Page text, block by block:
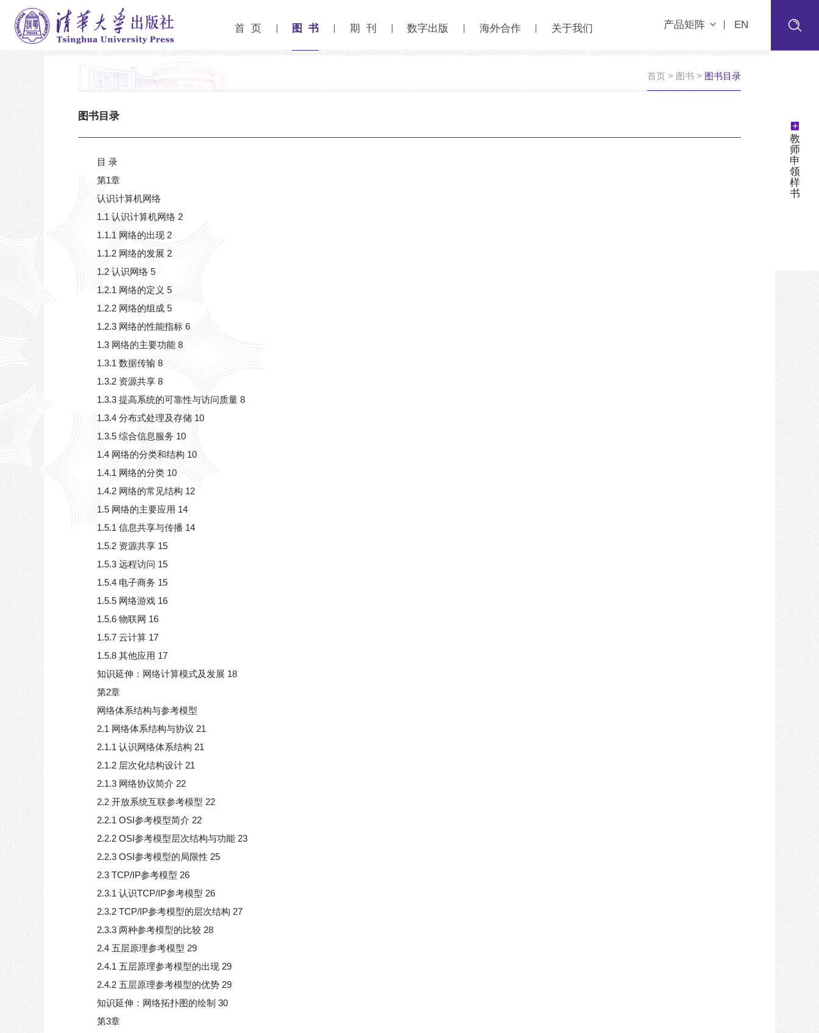
首 页 图 书 期 刊 数字出版 海外合作 关于我们 产品矩阵 EN
+
教
师
申
领
样
书
首页 > 图书 > 图书目录
图书目录
目 录
第1章
认识计算机网络
1.1 认识计算机网络 2
1.1.1 网络的出现 2
1.1.2 网络的发展 2
1.2 认识网络 5
1.2.1 网络的定义 5
1.2.2 网络的组成 5
1.2.3 网络的性能指标 6
1.3 网络的主要功能 8
1.3.1 数据传输 8
1.3.2 资源共享 8
1.3.3 提高系统的可靠性与访问质量 8
1.3.4 分布式处理及存储 10
1.3.5 综合信息服务 10
1.4 网络的分类和结构 10
1.4.1 网络的分类 10
1.4.2 网络的常见结构 12
1.5 网络的主要应用 14
1.5.1 信息共享与传播 14
1.5.2 资源共享 15
1.5.3 远程访问 15
1.5.4 电子商务 15
1.5.5 网络游戏 16
1.5.6 物联网 16
1.5.7 云计算 17
1.5.8 其他应用 17
知识延伸：网络计算模式及发展 18
第2章
网络体系结构与参考模型
2.1 网络体系结构与协议 21
2.1.1 认识网络体系结构 21
2.1.2 层次化结构设计 21
2.1.3 网络协议简介 22
2.2 开放系统互联参考模型 22
2.2.1 OSI参考模型简介 22
2.2.2 OSI参考模型层次结构与功能 23
2.2.3 OSI参考模型的局限性 25
2.3 TCP/IP参考模型 26
2.3.1 认识TCP/IP参考模型 26
2.3.2 TCP/IP参考模型的层次结构 27
2.3.3 两种参考模型的比较 28
2.4 五层原理参考模型 29
2.4.1 五层原理参考模型的出现 29
2.4.2 五层原理参考模型的优势 29
知识延伸：网络拓扑图的绘制 30
第3章